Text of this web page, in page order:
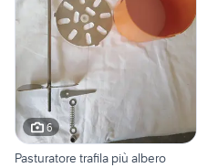
6
Pasturatore trafila più albero